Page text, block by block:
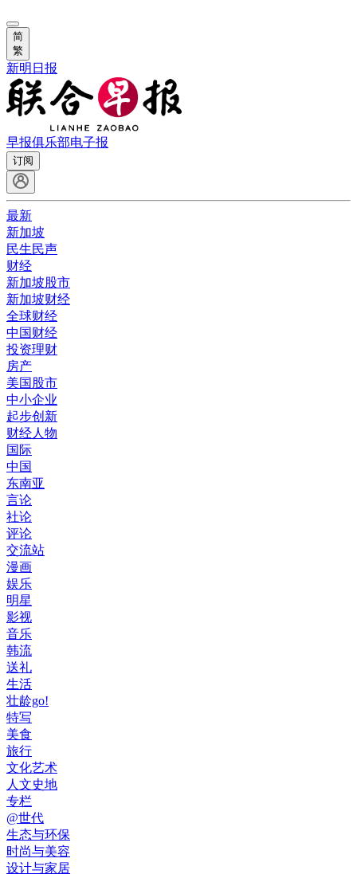
简
繁
新明日报
早报俱乐部电子报
订阅
最新
新加坡
民生民声
财经
新加坡股市
新加坡财经
全球财经
中国财经
投资理财
房产
美国股市
中小企业
起步创新
财经人物
国际
中国
东南亚
言论
社论
评论
交流站
漫画
娱乐
明星
影视
音乐
韩流
送礼
生活
壮龄go!
特写
美食
旅行
文化艺术
人文史地
专栏
@世代
生态与环保
时尚与美容
设计与家居